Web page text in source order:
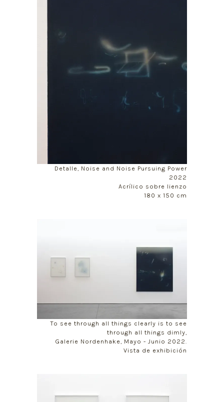
Detalle, Noise and Noise Pursuing Power
2022
Acrílico sobre lienzo
180 x 150 cm
To see through all things clearly is to see
through all things dimly,
Galerie Nordenhake, Mayo - Junio 2022.
Vista de exhibición